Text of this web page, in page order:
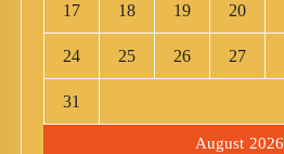
August 2026
17 18 19 20
24 25 26 27
31